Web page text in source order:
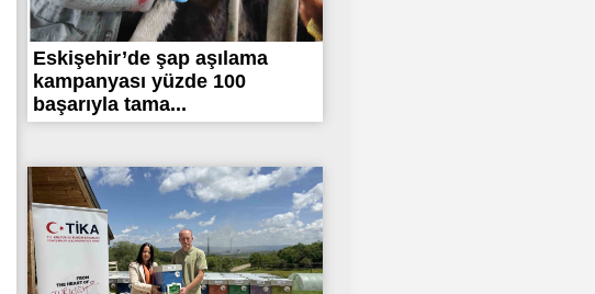
Eskişehir’de şap aşılama
kampanyası yüzde 100
başarıyla tama...